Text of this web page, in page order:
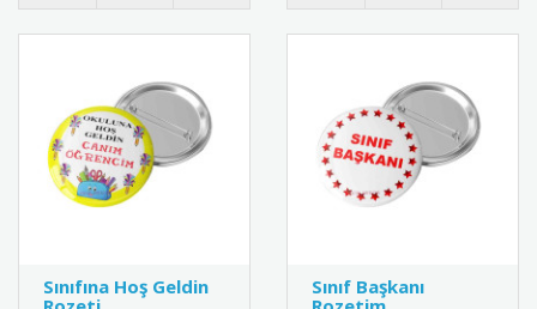
Sınıfına Hoş Geldin
Sınıf Başkanı